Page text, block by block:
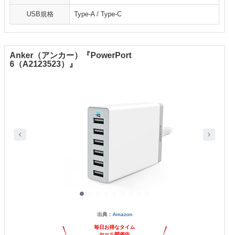
USB規格 Type-A / Type-C
Anker（アンカー）『PowerPort
6（A2123523）』
出典： Amazon
毎日お得なタイム